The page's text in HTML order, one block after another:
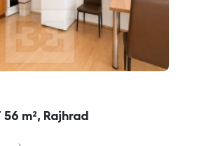
m², Rajhrad